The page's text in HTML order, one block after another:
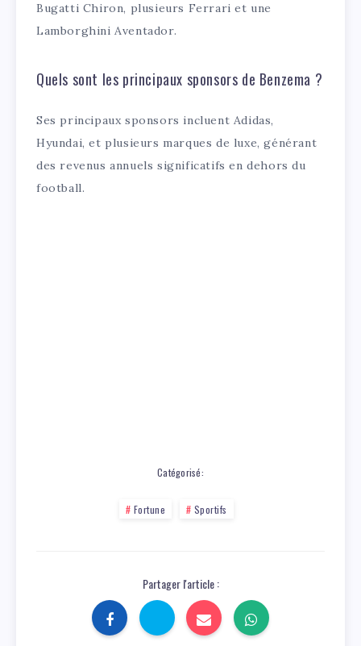
Bugatti Chiron, plusieurs Ferrari et une
Lamborghini Aventador.
Quels sont les principaux sponsors de Benzema ?
Ses principaux sponsors incluent Adidas,
Hyundai, et plusieurs marques de luxe, générant
des revenus annuels significatifs en dehors du
football.
Catégorisé:
Fortune Sportifs
Partager l'article :